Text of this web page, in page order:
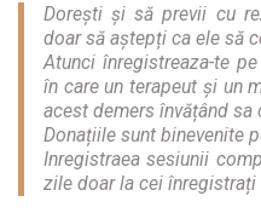
Dorești și să previi cu
doar să aștepți ca ele să
Atunci înregistreaza-te
în care un terapeut și un
acest demers învățând
Donațiile sunt binevenite
Inregistraea sesiunii
zile doar la cei înregistrați